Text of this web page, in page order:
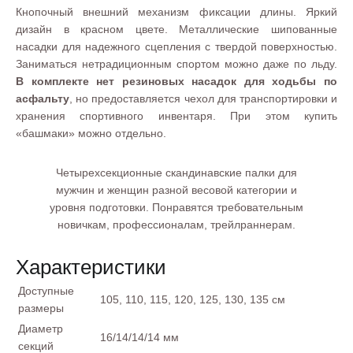
Кнопочный внешний механизм фиксации длины. Яркий
дизайн в красном цвете. Металлические шипованные
насадки для надежного сцепления с твердой поверхностью.
Заниматься нетрадиционным спортом можно даже по льду.
В комплекте нет резиновых насадок для ходьбы по
асфальту , но предоставляется чехол для транспортировки и
хранения спортивного инвентаря. При этом купить
«башмаки» можно отдельно.
Четырехсекционные скандинавские палки для
мужчин и женщин разной весовой категории и
уровня подготовки. Понравятся требовательным
новичкам, профессионалам, трейлраннерам.
Характеристики
Доступные
размеры
105, 110, 115, 120, 125, 130, 135 см
Диаметр
секций
16/14/14/14 мм